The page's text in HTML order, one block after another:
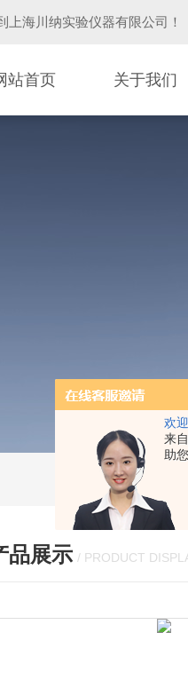
欢
来
助
上海川纳实验仪器有限公司 ！
站首页 关于我们
品展示 / PRODUCT